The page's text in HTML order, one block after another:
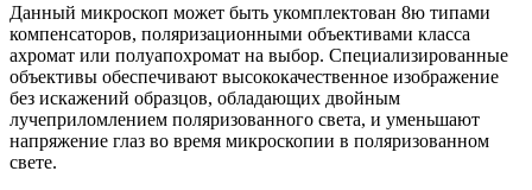
Данный микроскоп может быть укомплектован 8ю типами
компенсаторов, поляризационными объективами класса
ахромат или полуапохромат на выбор. Специализированные
объективы обеспечивают высококачественное изображение
без искажений образцов, обладающих двойным
лучеприломлением поляризованного света, и уменьшают
напряжение глаз во время микроскопии в поляризованном
свете.